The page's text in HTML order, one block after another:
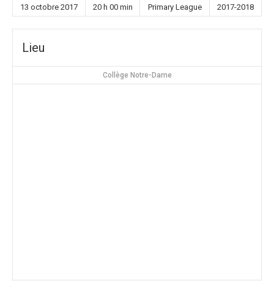
13 octobre 2017 20 h 00 min Primary League 2017-2018
Lieu
Collège Notre-Dame